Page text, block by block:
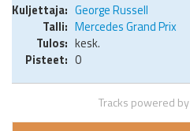
George Russell
Mercedes Grand Prix
kesk.
0
Tracks powered by